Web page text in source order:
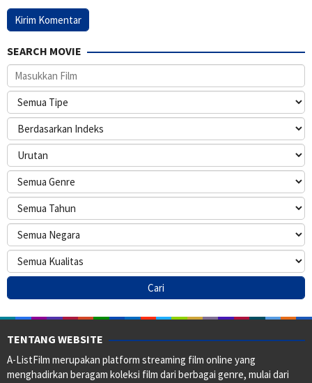
SEARCH MOVIE
TENTANG WEBSITE
A-ListFilm merupakan platform streaming film online yang
menghadirkan beragam koleksi film dari berbagai genre, mulai dari